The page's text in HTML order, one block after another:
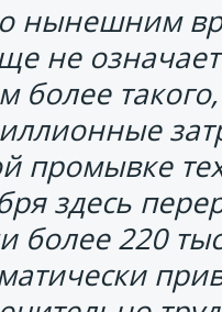
нынешним
не
более
промывке
здесь
более 220